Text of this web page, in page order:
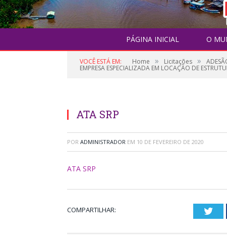
PÁGINA INICIAL O
VOCÊ ESTÁ EM: Home » Licitações »
EMPRESA ESPECIALIZADA EM LOCAÇÃO DE
ATA SRP
POR ADMINISTRADOR EM 10 DE FEVEREIRO DE 2020
ATA SRP
COMPARTILHAR: